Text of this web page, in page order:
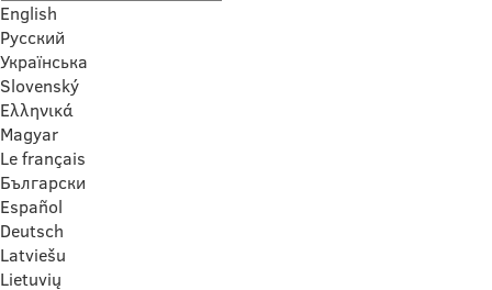
English
Русский
Українська
Slovenský
Ελληνικά
Magyar
Le français
Български
Español
Deutsch
Latviešu
Lietuvių